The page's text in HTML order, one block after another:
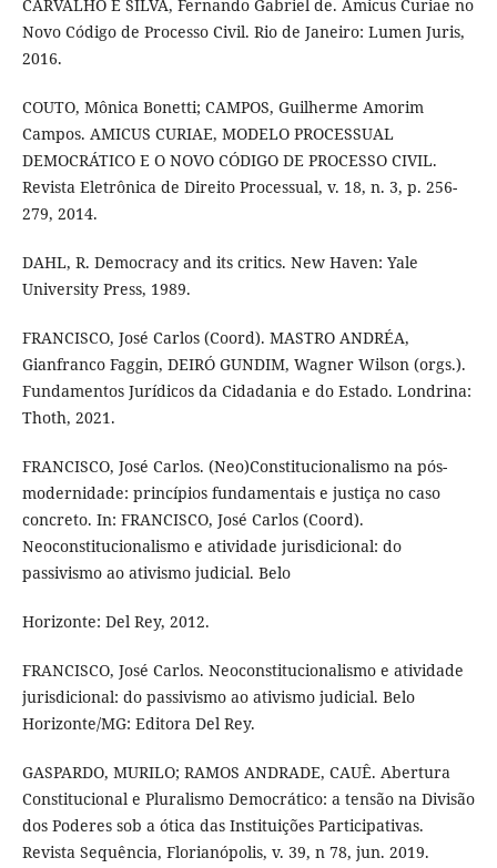
CARVALHO E SILVA, Fernando Gabriel de. Amicus Curiae no
Novo Código de Processo Civil. Rio de Janeiro: Lumen Juris,
2016.
COUTO, Mônica Bonetti; CAMPOS, Guilherme Amorim
Campos. AMICUS CURIAE, MODELO PROCESSUAL
DEMOCRÁTICO E O NOVO CÓDIGO DE PROCESSO CIVIL.
Revista Eletrônica de Direito Processual, v. 18, n. 3, p. 256-
279, 2014.
DAHL, R. Democracy and its critics. New Haven: Yale
University Press, 1989.
FRANCISCO, José Carlos (Coord). MASTRO ANDRÉA,
Gianfranco Faggin, DEIRÓ GUNDIM, Wagner Wilson (orgs.).
Fundamentos Jurídicos da Cidadania e do Estado. Londrina:
Thoth, 2021.
FRANCISCO, José Carlos. (Neo)Constitucionalismo na pós-
modernidade: princípios fundamentais e justiça no caso
concreto. In: FRANCISCO, José Carlos (Coord).
Neoconstitucionalismo e atividade jurisdicional: do
passivismo ao ativismo judicial. Belo
Horizonte: Del Rey, 2012.
FRANCISCO, José Carlos. Neoconstitucionalismo e atividade
jurisdicional: do passivismo ao ativismo judicial. Belo
Horizonte/MG: Editora Del Rey.
GASPARDO, MURILO; RAMOS ANDRADE, CAUÊ. Abertura
Constitucional e Pluralismo Democrático: a tensão na Divisão
dos Poderes sob a ótica das Instituições Participativas.
Revista Sequência, Florianópolis, v. 39, n 78, jun. 2019.